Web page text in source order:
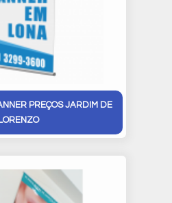
PREÇOS JARDIM DE
LORENZO